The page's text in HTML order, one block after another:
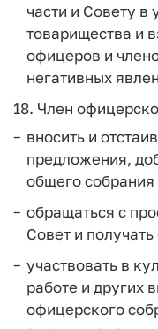
части и Совету в
товарищества и
офицеров и
негативных
18. Член
вносить и
предложения,
общего собрания
обращаться с
Совет и
участвовать в
работе и других
офицерского